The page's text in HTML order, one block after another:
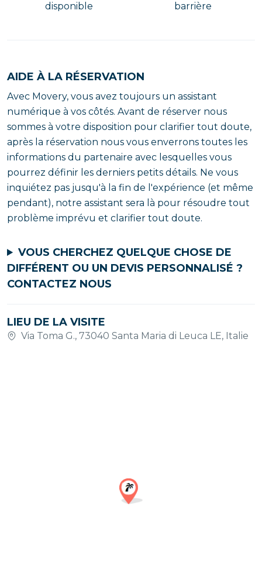
disponible
barrière
AIDE À LA RÉSERVATION
Avec Movery, vous avez toujours un assistant
numérique à vos côtés. Avant de réserver nous
sommes à votre disposition pour clarifier tout doute,
après la réservation nous vous enverrons toutes les
informations du partenaire avec lesquelles vous
pourrez définir les derniers petits détails. Ne vous
inquiétez pas jusqu'à la fin de l'expérience (et même
pendant), notre assistant sera là pour résoudre tout
problème imprévu et clarifier tout doute.
VOUS CHERCHEZ QUELQUE CHOSE DE
DIFFÉRENT OU UN DEVIS PERSONNALISÉ ?
CONTACTEZ NOUS
LIEU DE LA VISITE
Via Toma G., 73040 Santa Maria di Leuca LE, Italie